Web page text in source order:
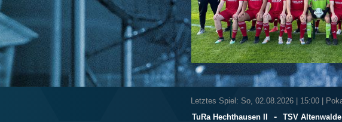
Letztes Spiel: So, 02.08.2026
15:00 |
TuRa Hechthausen II
- TSV Altenwalde